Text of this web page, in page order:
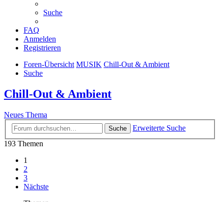
Suche
FAQ
Anmelden
Registrieren
Foren-Übersicht MUSIK Chill-Out & Ambient
Suche
Chill-Out & Ambient
Neues Thema
Suche
Erweiterte Suche
193 Themen
1
2
3
Nächste